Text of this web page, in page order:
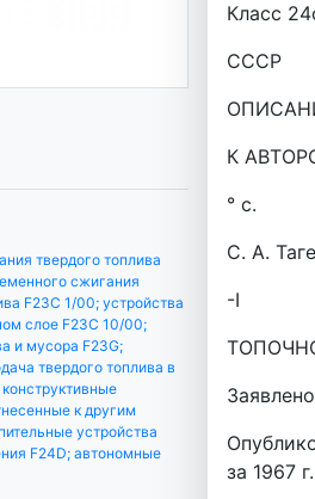
твердого топлива
сжигания
F23C 1/00; устройства
слое F23C 10/00;
и мусора F23G;
твердого топлива в
к другим
устройства
F24D; автономные
Класс
СССР
К
° c.
С. А.
-I
за 1967 г.